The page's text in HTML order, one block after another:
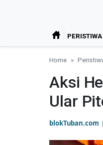
PERISTIWA
Home
Aksi
Ular
blokTuban.com